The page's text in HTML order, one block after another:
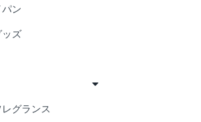
ン
ッズ
グランス